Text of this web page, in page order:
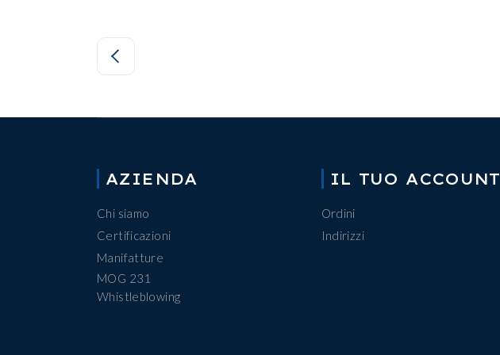
AZIENDA
Chi siamo
Certificazioni
Manifatture
IL TUO ACCOUNT
Ordini
Indirizzi
MOG 231
Whistleblowing